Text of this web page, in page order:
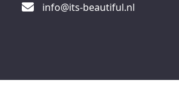
info@its-beautiful.nl